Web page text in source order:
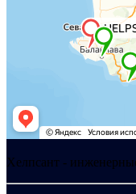
Хелпсант -